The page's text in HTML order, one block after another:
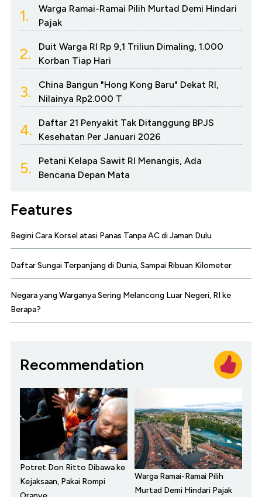
1.
Warga Ramai-Ramai Pilih Murtad Demi Hindari
Pajak
2.
Duit Warga RI Rp 9,1 Triliun Dimaling, 1.000
Korban Tiap Hari
3.
China Bangun "Hong Kong Baru" Dekat RI,
Nilainya Rp2.000 T
4.
Daftar 21 Penyakit Tak Ditanggung BPJS
Kesehatan Per Januari 2026
5.
Petani Kelapa Sawit RI Menangis, Ada
Bencana Depan Mata
Features
Begini Cara Korsel atasi Panas Tanpa AC di Jaman Dulu
Daftar Sungai Terpanjang di Dunia, Sampai Ribuan Kilometer
Negara yang Warganya Sering Melancong Luar Negeri, RI ke
Berapa?
Recommendation
Potret Don Ritto Dibawa ke
Kejaksaan, Pakai Rompi
Warga Ramai-Ramai Pilih
Murtad Demi Hindari Pajak